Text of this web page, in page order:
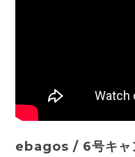
ebagos / 6号キャ